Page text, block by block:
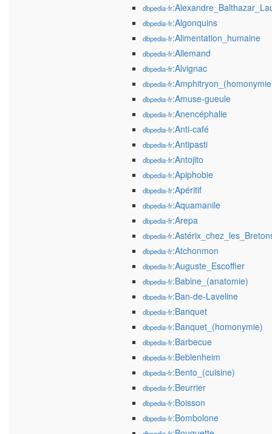
dbpedia-fr
dbpedia-fr:Algonquins
dbpedia-fr:Alimentation_humaine
dbpedia-fr:Allemand
dbpedia-fr:Alvignac
dbpedia-fr
dbpedia-fr:Amuse-gueule
dbpedia-fr:Anencéphalie
dbpedia-fr:Anti-café
dbpedia-fr:Antipasti
dbpedia-fr:Antojito
dbpedia-fr:Apiphobie
dbpedia-fr:Apéritif
dbpedia-fr:Aquamanile
dbpedia-fr:Arepa
dbpedia-fr
dbpedia-fr:Atchonmon
dbpedia-fr:Auguste_Escoffier
dbpedia-fr:Babine_(anatomie)
dbpedia-fr:Ban-de-Laveline
dbpedia-fr:Banquet
dbpedia-fr:Banquet_(homonymie)
dbpedia-fr:Barbecue
dbpedia-fr:Beblenheim
dbpedia-fr:Bento_(cuisine)
dbpedia-fr:Beurrier
dbpedia-fr:Boisson
dbpedia-fr:Bombolone